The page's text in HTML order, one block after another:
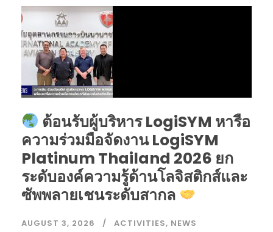
ต้อนรับผู้บริหาร LogiSYM หารือ
ความร่วมมือจัดงาน LogiSYM
Platinum Thailand 2026 ยก
ระดับองค์ความรู้ด้านโลจิสติกส์และ
ซัพพลายเชนระดับสากล
AUGUST 3, 2026 ACTIVITIES, NEWS